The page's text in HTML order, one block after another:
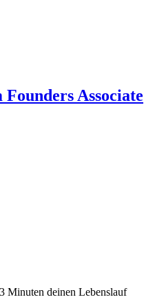
Associate
Minuten deinen Lebenslauf